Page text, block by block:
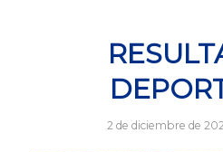
2 de diciembre de